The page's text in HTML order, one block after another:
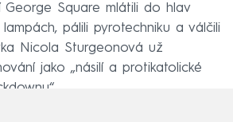
George Square mlátili do hlav
lampách, pálili pyrotechniku a válčili
Nicola Sturgeonová už
jako „násilí a protikatolické